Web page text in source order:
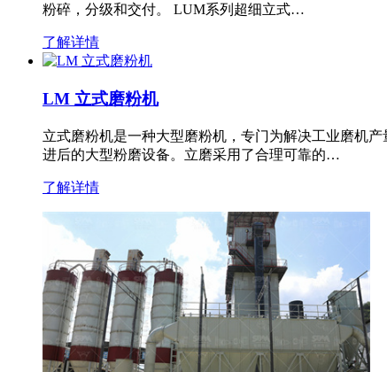
粉碎，分级和交付。 LUM系列超细立式…
了解详情
LM 立式磨粉机
立式磨粉机是一种大型磨粉机，专门为解决工业磨机
进后的大型粉磨设备。立磨采用了合理可靠的…
了解详情